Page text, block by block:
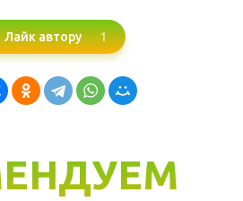
Лайк автору 1